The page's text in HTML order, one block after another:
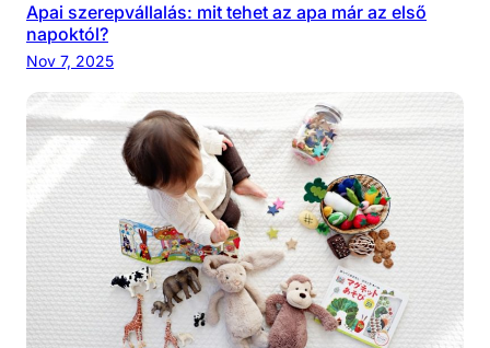
Apai szerepvállalás: mit tehet az apa már az első
napoktól?
Nov 7, 2025